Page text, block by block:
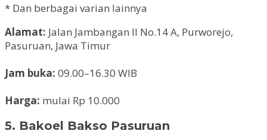
* Dan berbagai varian lainnya
Alamat: Jalan Jambangan II No.14 A, Purworejo,
Pasuruan, Jawa Timur
Jam buka: 09.00–16.30 WIB
Harga: mulai Rp 10.000
5. Bakoel Bakso Pasuruan